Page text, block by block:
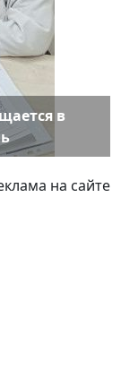
в
на сайте